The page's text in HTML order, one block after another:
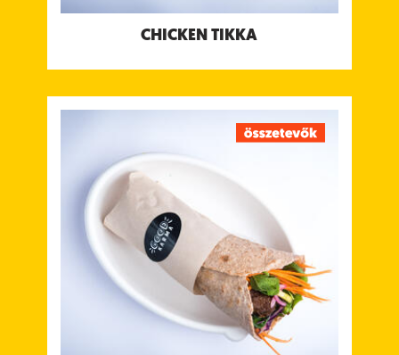
CHICKEN TIKKA
LAMB MEATBALLS
Darált bárányhús pirított római köménnyel,
gyömbérrel és fokhagymával fűszerezve, zöld
menta & koriander csatnival, édes tamarind
csatnival és joghurt csatnival
Tápanyagtartalom (g/adag)
Energia 615 kcal
Fehérje 36 g
Szénhidrát 56 g
ebbl cukor 23 g
Rost 10 g
ebből telített zsírok 9.3 g